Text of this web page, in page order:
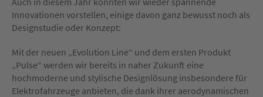
Innovationen vorstellen, einige davon ganz bewusst noch als
Designstudie oder Konzept:
Mit der neuen „Evolution Line“ und dem ersten Produkt
„Pulse“ werden wir bereits in naher Zukunft eine
hochmoderne und stylische Designlösung insbesondere für
Elektrofahrzeuge anbieten, die dank ihrer aerodynamischen